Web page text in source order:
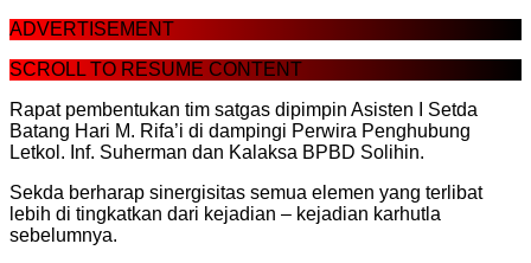
ADVERTISEMENT
SCROLL TO RESUME CONTENT
Rapat pembentukan tim satgas dipimpin Asisten I Setda
Batang Hari M. Rifa’i di dampingi Perwira Penghubung
Letkol. Inf. Suherman dan Kalaksa BPBD Solihin.
Sekda berharap sinergisitas semua elemen yang terlibat
lebih di tingkatkan dari kejadian – kejadian karhutla
sebelumnya.